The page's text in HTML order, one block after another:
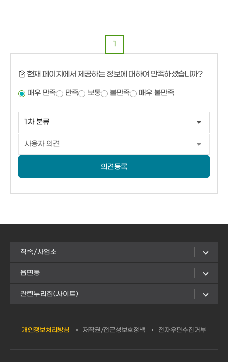
1
현재 페이지에서 제공하는 정보에 대하여 만족하셨습니까?
매우 만족 만족 보통 불만족 매우 불만족
의견등록
직속/사업소
읍면동
관련누리집(사이트)
개인정보처리방침 저작권/접근성보호정책 전자우편수집거부